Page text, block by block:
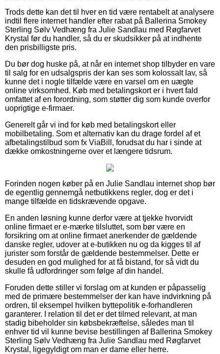
Trods dette kan det til hver en tid være rentabelt at analysere
indtil flere internet handler efter rabat på Ballerina Smokey
Sterling Sølv Vedhæng fra Julie Sandlau med Røgfarvet
Krystal før du handler, så du er skudsikker på at indhente
den prisbilligste pris.
Du bør dog huske på, at når en internet shop tilbyder en vare
til salg for en udsalgspris der kan ses som kolossalt lav, så
kunne det i nogle tilfælde være en varsel om en uægte
online virksomhed. Køb med betalingskort er i hvert fald
omfattet af en forordning, som støtter dig som kunde overfor
uoprigtige e-firmaer.
Generelt går vi ind for køb med betalingskort eller
mobilbetaling. Som et alternativ kan du drage fordel af et
afbetalingstilbud som fx ViaBill, forudsat du har i sinde at
dække omkostningerne over et længere tidsrum.
Forinden nogen køber på en Julie Sandlau internet shop bør
de egentlig gennemgå netbutikkens regler, dog er det i
mange tilfælde en tidskrævende opgave.
En anden løsning kunne derfor være at tjekke hvorvidt
online firmaet er e-mærke tilsluttet, som bør være en
forsikring om at online firmaet anerkender de gældende
danske regler, udover at e-butikken nu og da kigges til af
jurister som forstår de gældende bestemmelser. Dette er
desuden en god mulighed for at få bistand, for så vidt du
skulle få udfordringer som følge af din handel.
Foruden dette stiller vi forslag om at kunden er påpasselig
med de primære bestemmelser der kan have indvirkning på
ordren, til eksempel hvilken byttepolitik e-forhandleren
garanterer. I relation til det er det tilmed relevant, at man
stadig bibeholder sin købsbekræftelse, således man til
enhver tid vil kunne bevise bestillingen af Ballerina Smokey
Sterling Sølv Vedhæng fra Julie Sandlau med Røgfarvet
Krystal, ligegyldigt om man er dame eller herre.